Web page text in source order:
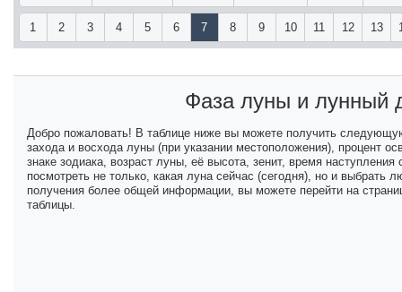
1 2 3 4 5 6 7 8 9 10 11 12 13
Фаза луны и лунный
Добро пожаловать! В таблице ниже вы можете получить
захода и восхода луны (при указании местоположения), процент
знаке зодиака, возраст луны, её высота, зенит, время
посмотреть не только, какая луна сейчас (сегодня), но и
получения более общей информации, вы можете перейти на
таблицы.